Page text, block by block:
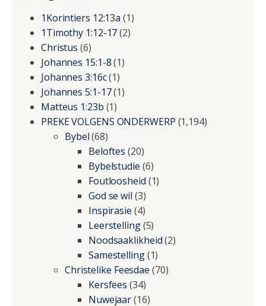
1Korintiers 12:13a (1)
1Timothy 1:12-17(2)
Christus (6)
Johannes 15:1-8(1)
Johannes 3:16c(1)
Johannes 5:1-17(1)
Matteus 1:23b (1)
PREKE VOLGENS ONDERWERP (1,194)
Bybel(68)
Beloftes (20)
Bybelstudie (6)
Foutloosheid (1)
God se wil (3)
Inspirasie (4)
Leerstelling(5)
Noodsaaklikheid(2)
Samestelling(1)
Christelike Feesdae (70)
Kersfees (34)
Nuwejaar(16)